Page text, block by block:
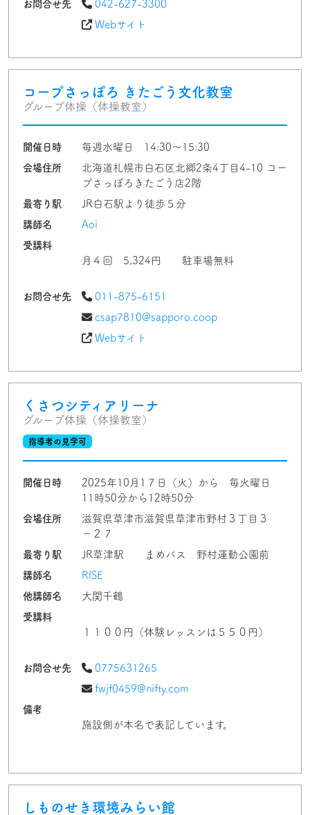
お問合せ先
042-627-3300
Webサイト
コープさっぽろ きたごう文化教室
グループ体操（体操教室）
開催日時
毎週水曜日 14:30～15:30
会場住所
北海道札幌市白石区北郷2条4丁目4-10 コー
プさっぽろきたごう店2階
最寄り駅
JR白石駅より徒歩５分
講師名
Aoi
受講料
月４回 5,324円 駐車場無料
お問合せ先
011-875-6151
csap7810@sapporo.coop
Webサイト
くさつシティアリーナ
グループ体操（体操教室）
指導者の見学可
開催日時
2025年10月1７日（火）から 毎火曜日
11時50分から12時50分
会場住所
滋賀県草津市滋賀県草津市野村３丁目３
−２７
最寄り駅
JR草津駅 まめバス 野村運動公園前
講師名
RISE
他講師名
大関千鶴
受講料
１１００円（体験レッスンは５５０円）
お問合せ先
0775631265
fwjf0459@nifty.com
備考
施設側が本名で表記しています。
しものせき環境みらい館